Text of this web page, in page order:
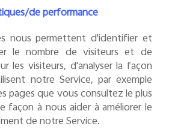
de performance
nous permettent d'identifier et
le nombre de visiteurs et de
les visiteurs, d'analyser la façon
notre Service, par exemple
pages que vous consultez le plus
façon à nous aider à améliorer le
de notre Service.